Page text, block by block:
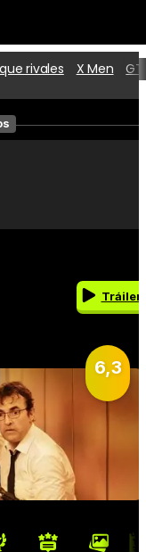
Cartelera
rivales X Men
Tráiler
6,3